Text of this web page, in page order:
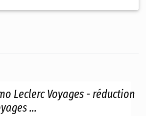
Leclerc Voyages - réduction
...